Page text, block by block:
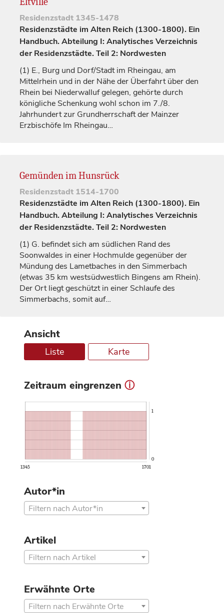
Residenzstadt 1345-1478
Residenzstädte im Alten Reich (1300-1800). Ein
Handbuch. Abteilung I: Analytisches Verzeichnis
der Residenzstädte. Teil 2: Nordwesten
(1) E., Burg und Dorf/Stadt im Rheingau, am
Mittelrhein und in der Nähe der Überfahrt über den
Rhein bei Niederwalluf gelegen, gehörte durch
königliche Schenkung wohl schon im 7./8.
Jahrhundertzur Grundherrschaft der Mainzer
Erzbischöfe Im Rheingau…
Gemünden im Hunsrück
Residenzstadt 1514-1700
Residenzstädte im Alten Reich (1300-1800). Ein
Handbuch. Abteilung I: Analytisches Verzeichnis
der Residenzstädte. Teil 2: Nordwesten
(1) G. befindet sich am südlichen Rand des
Soonwaldes in einer Hochmulde gegenüber der
Mündung des Lametbaches in den Simmerbach
(etwas 35 km westsüdwestlich Bingens am Rhein).
Der Ort liegt geschützt in einer Schlaufe des
Simmerbachs, somit auf…
Ansicht
Liste Karte
Zeitraum eingrenzen ⓘ
1345 1701
0
1
Autor*in
Filtern nach Autor*in
Artikel
Filtern nach Artikel
Erwähnte Orte
Filtern nach Erwähnte Orte